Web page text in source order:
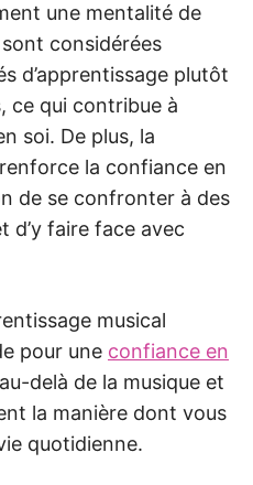
une mentalité de
considérées
d’apprentissage plutôt
ce qui contribue à
soi. De plus, la
la confiance en
de se confronter à des
d’y faire face avec
musical
pour une confiance en
delà de la musique et
la manière dont vous
quotidienne.